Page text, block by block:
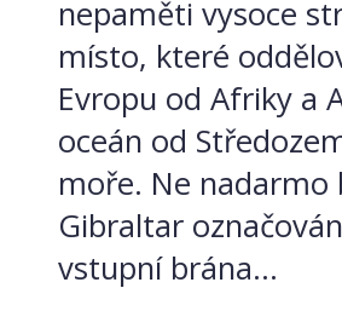
nepaměti vysoce
místo, které
Evropu od Afriky a
oceán od
moře. Ne nadarmo
Gibraltar
vstupní brána...